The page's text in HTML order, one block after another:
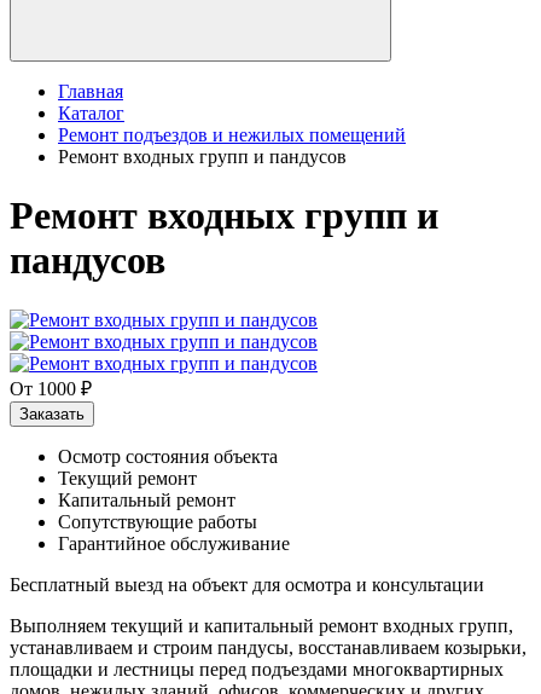
Главная
Каталог
Ремонт подъездов и нежилых помещений
Ремонт входных групп и пандусов
Ремонт входных групп и
пандусов
От 1000 ₽
Заказать
Осмотр состояния объекта
Текущий ремонт
Капитальный ремонт
Сопутствующие работы
Гарантийное обслуживание
Бесплатный выезд на объект для осмотра и консультации
Выполняем текущий и капитальный ремонт входных групп,
устанавливаем и строим пандусы, восстанавливаем козырьки,
площадки и лестницы перед подъездами многоквартирных